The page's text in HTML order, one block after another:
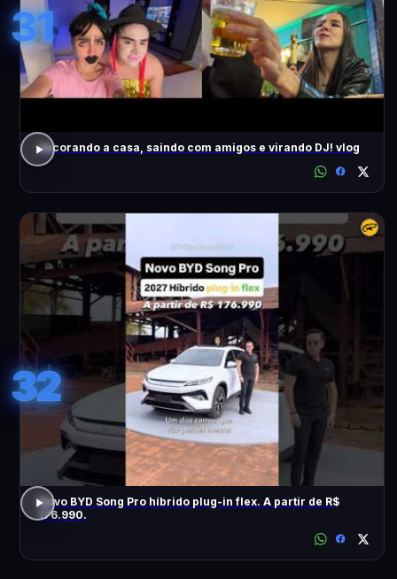
31
decorando a casa, saindo com amigos e virando DJ! vlog
32
Novo BYD Song Pro híbrido plug-in flex. A partir de R$
176.990.